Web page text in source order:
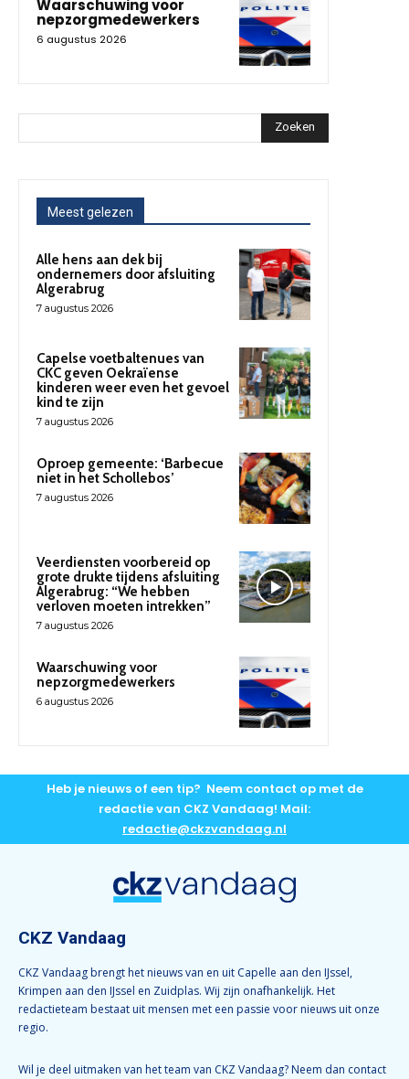
Waarschuwing voor
nepzorgmedewerkers
6 augustus 2026
Zoeken
Meest gelezen
Alle hens aan dek bij
ondernemers door afsluiting
Algerabrug
7 augustus 2026
Capelse voetbaltenues van
CKC geven Oekraïense
kinderen weer even het gevoel
kind te zijn
7 augustus 2026
Oproep gemeente: ‘Barbecue
niet in het Schollebos’
7 augustus 2026
Veerdiensten voorbereid op
grote drukte tijdens afsluiting
Algerabrug: “We hebben
verloven moeten intrekken”
7 augustus 2026
Waarschuwing voor
nepzorgmedewerkers
6 augustus 2026
Heb je nieuws of een tip? Neem contact op met de
redactie van CKZ Vandaag! Mail:
redactie@ckzvandaag.nl
CKZ Vandaag
CKZ Vandaag brengt het nieuws van en uit Capelle aan den IJssel,
Krimpen aan den IJssel en Zuidplas. Wij zijn onafhankelijk. Het
redactieteam bestaat uit mensen met een passie voor nieuws uit onze
regio.
Wil je deel uitmaken van het team van CKZ Vandaag? Neem dan contact